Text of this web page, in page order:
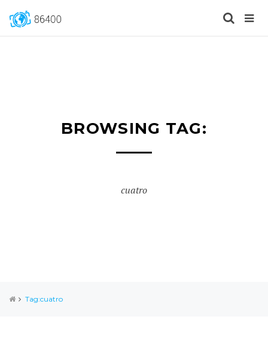
BROWSING TAG:
cuatro
Tag:cuatro